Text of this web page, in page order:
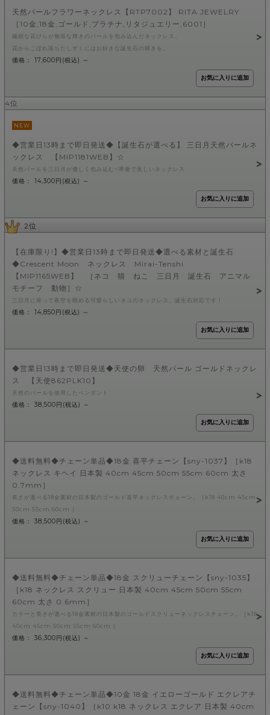
天然パールフラワーネックレス【RTP7002】 RITA JEWELRY
［10金,18金,ゴールド,プラチナ,リタジュエリー,6001］
繊細な花びらが無垢な輝きのパールを包み込んだネックレス。
花からこぼれ落ちたしずくにはお好きな誕生石の輝きを。
価格： 17,600円(税込) ～
4位
NEW
◆営業日13時まで即日発送◆【誕生石が選べる】 三日月天然パールネ
ックレス 【MIP1181WEB】☆
天然パールを三日月が優しく包み込む<華奢で美しいネックレス
価格： 14,300円(税込) ～
2位
【在庫限り!】◆営業日13時まで即日発送◆選べる素材と誕生石
◆Crescent Moon ネックレス Mirai-Tenshi
【MIP1165WEB】 ［ネコ 猫 ねこ 三日月 誕生石 アニマル
モチーフ 動物］☆
三日月に座って夜空を眺める可愛らしいネコのネックレス。誕生石対応です！
価格： 14,850円(税込) ～
◆営業日13時まで即日発送◆天使の卵 天然パール ゴールドネックレ
ス 【天使862PLK10】
天然のパールを使用したペンダント
価格： 38,500円(税込) ～
◆送料無料◆チェーン単品◆18金 喜平チェーン【sny-1037】［k18
ネックレス キヘイ 日本製 40cm 45cm 50cm 55cm 60cm 太さ
0.7mm］
長さが選べる18金素材の日本製のゴールド喜平ネックレスチェーン。［k18 40cm 45cm
50cm 55cm 60cm ］
価格： 38,500円(税込) ～
◆送料無料◆チェーン単品◆18金 スクリューチェーン【sny-1035】
［k18 ネックレス スクリュー 日本製 40cm 45cm 50cm 55cm
60cm 太さ 0.6mm］
カラーと長さが選べる18金素材の日本製のゴールドスクリューネックレスチェーン。［k18
40cm 45cm 50cm 55cm 60cm ］
価格： 36,300円(税込) ～
◆送料無料◆チェーン単品◆10金 18金 イエローゴールド エクレアチ
ェーン【sny-1040】［k10 k18 ネックレス エクレア 日本製 40cm